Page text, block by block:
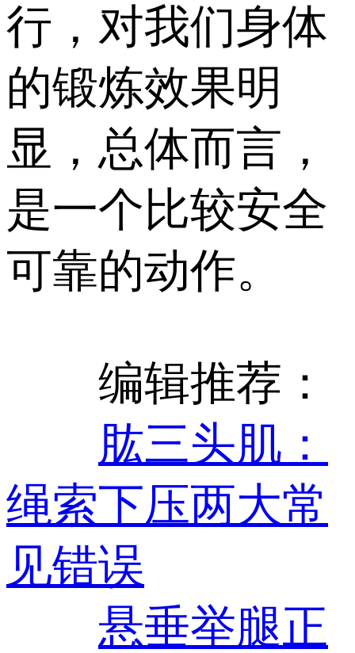
行，对我们身体
的锻炼效果明
显，总体而言，
是一个比较安全
可靠的动作。
编辑推荐：
肱三头肌：
绳索下压两大常
见错误
悬垂举腿正